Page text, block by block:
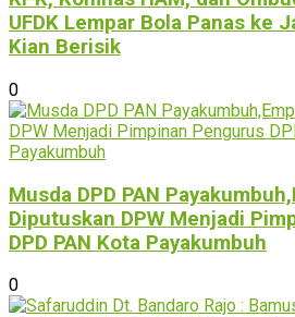
UFDK Lempar Bola Panas ke
Kian Berisik
0
Musda DPD PAN
Diputuskan DPW Menjadi
DPD PAN Kota Payakumbuh
0